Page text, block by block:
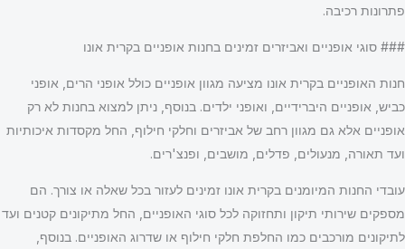
פתרונות רכיבה.
### סוגי אופניים ואביזרים זמינים בחנות אופניים בקרית אונו
חנות האופניים בקרית אונו מציעה מגוון אופניים כולל אופני הרים, אופני
כביש, אופניים היברידיים, ואופני ילדים. בנוסף, ניתן למצוא בחנות לא רק
אופניים אלא גם מגוון רחב של אביזרים וחלקי חילוף, החל מקסדות איכותיות
ועד תאורה, מנעולים, פדלים, מושבים, ופנצ'רים.
עובדי החנות המיומנים בקרית אונו זמינים לעזור בכל שאלה או צורך. הם
מספקים שירותי תיקון ותחזוקה לכל סוגי האופניים, החל מתיקונים קטנים ועד
לתיקונים מורכבים כמו החלפת חלקי חילוף או שדרוג האופניים. בנוסף,